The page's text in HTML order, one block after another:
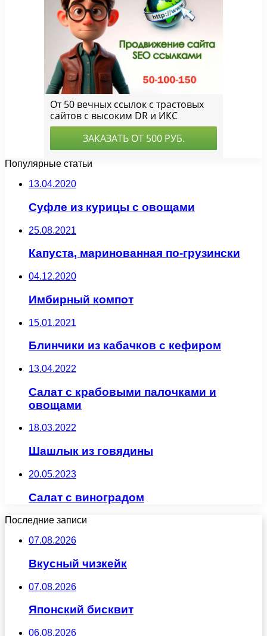
Популярные статьи
13.04.2020
Суфле из курицы с овощами
25.08.2021
Капуста, маринованная по-грузински
04.12.2020
Имбирный компот
15.01.2021
Блинчики из кабачков с кефиром
13.04.2022
Салат с крабовыми палочками и
овощами
18.03.2022
Шашлык из говядины
20.05.2023
Салат с виноградом
Последние записи
07.08.2026
Вкусный чизкейк
07.08.2026
Японский бисквит
06.08.2026